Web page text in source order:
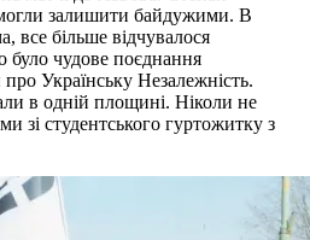
залишити байдужими. В
все більше відчувалося
було чудове поєднання
Українську Незалежність.
в одній площині. Ніколи не
зі студентського гуртожитку з